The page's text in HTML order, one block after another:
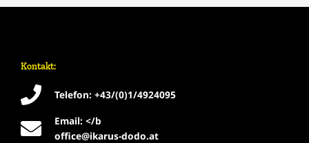
Kontakt:
Telefon: +43/(0)1/4924095
Email: </b
office@ikarus-dodo.at